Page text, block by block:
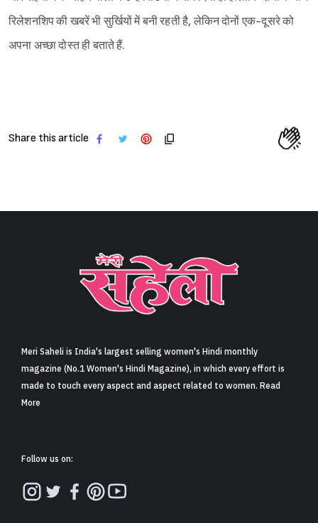
रिलेशनशिप की खबरें भी सुर्खियों में बनी रहती है, लेकिन दोनों एक-दूसरे को
अपना अच्छा दोस्त ही बताते हैं.
Share this article
Meri Saheli is India's largest selling women's Hindi monthly
magazine (No.1 Women's Hindi Magazine), in which every effort is
made to touch every aspect and aspect related to women. Read
More
Follow us on: